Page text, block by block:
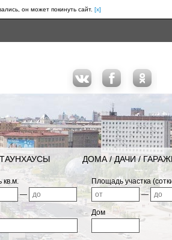
он может покинуть сайт. [x]
ДОМА / ДАЧИ /
кв.м.
—
Площадь участка
—
Дом